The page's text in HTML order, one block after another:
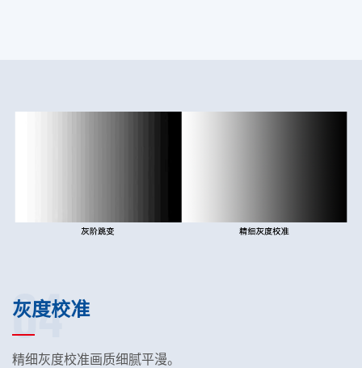
灰度校准
04
精细灰度校准画质细腻平漫。